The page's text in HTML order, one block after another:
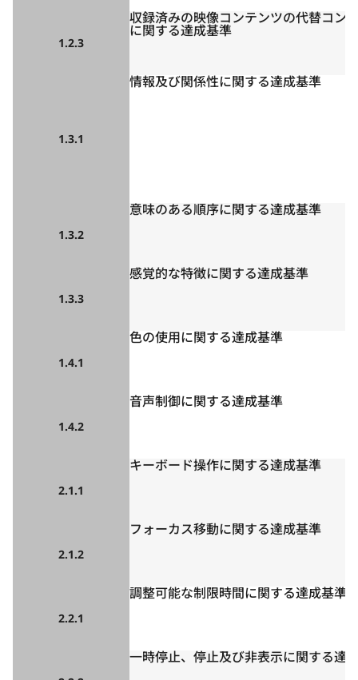
1.2.3
収録済みの映像コンテンツの代替コン
に関する達成基準
1.3.1
情報及び関係性に関する達成基準
1.3.2
意味のある順序に関する達成基準
1.3.3
感覚的な特徴に関する達成基準
1.4.1
色の使用に関する達成基準
1.4.2
音声制御に関する達成基準
2.1.1
キーボード操作に関する達成基準
2.1.2
フォーカス移動に関する達成基準
2.2.1
調整可能な制限時間に関する達成基準
一時停止、停止及び非表示に関する達